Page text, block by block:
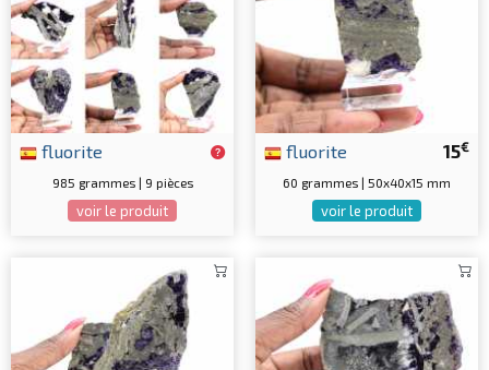
fluorite
985 grammes | 9 pièces
voir le produit
15€
fluorite
60 grammes | 50x40x15 mm
voir le produit